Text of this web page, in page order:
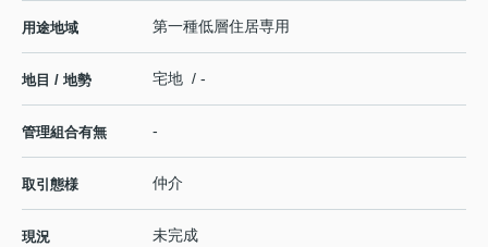
用途地域 第一種低層住居専用
地目 / 地勢 宅地 / -
管理組合有無 -
取引態様 仲介
現況 未完成